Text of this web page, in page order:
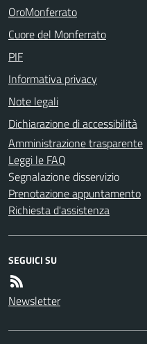
OroMonferrato
Cuore del Monferrato
PIF
Informativa privacy
Note legali
Dichiarazione di accessibilità
Amministrazione trasparente
Leggi le FAQ
Segnalazione disservizio
Prenotazione appuntamento
Richiesta d'assistenza
SEGUICI SU
Newsletter